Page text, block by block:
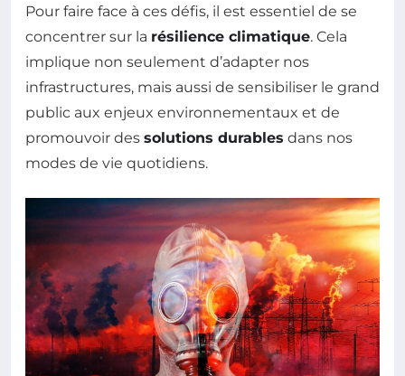
Pour faire face à ces défis, il est essentiel de se
concentrer sur la résilience climatique. Cela
implique non seulement d’adapter nos
infrastructures, mais aussi de sensibiliser le grand
public aux enjeux environnementaux et de
promouvoir des solutions durables dans nos
modes de vie quotidiens.